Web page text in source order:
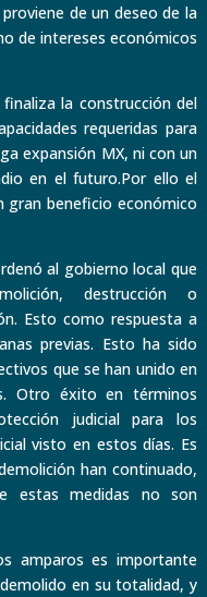
de un deseo de la
de intereses económicos
la construcción del
requeridas para
expansión MX, ni con un
en el futuro.Por ello el
beneficio económico
al gobierno local que
destrucción o
Esto como respuesta a
previas. Esto ha sido
que se han unido en
Otro éxito en términos
judicial para los
visto en estos días. Es
han continuado,
estas medidas no son
amparos es importante
en su totalidad, y